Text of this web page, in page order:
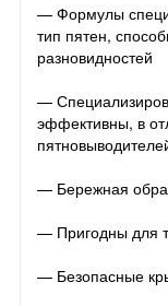
— Формулы
тип пятен,
разновидностей
—
эффективны, в
— Бережная
— Пригодны для
— Безопасные